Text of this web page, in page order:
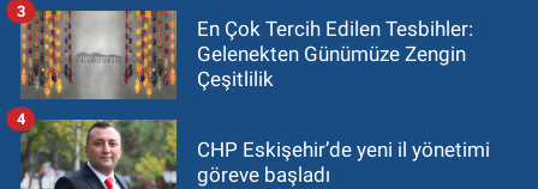
En Çok Tercih Edilen Tesbihler:
Gelenekten Günümüze Zengin
Çeşitlilik
3
CHP Eskişehir’de yeni il yönetimi
göreve başladı
4